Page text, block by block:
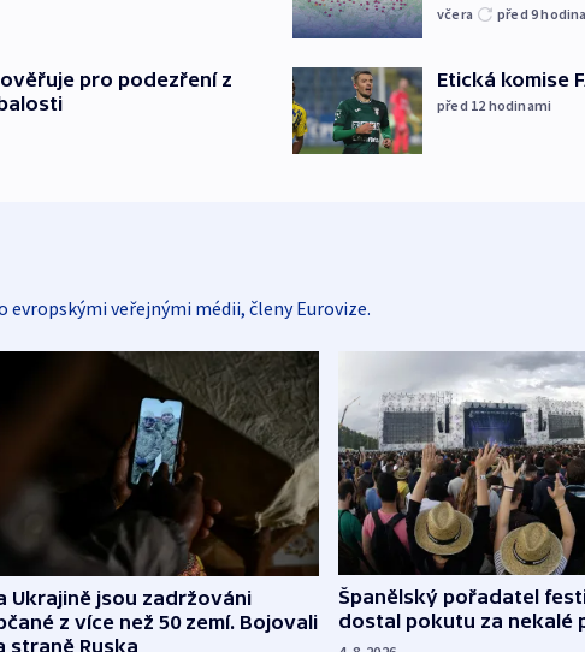
pro podezření z
včera před 9
Etická komise
před 12 hodinami
evropskými veřejnými médii, členy Eurovize.
Ukrajině jsou zadržováni
z více než 50 zemí. Bojovali
straně Ruska
Španělský pořadatel
dostal pokutu za nekalé